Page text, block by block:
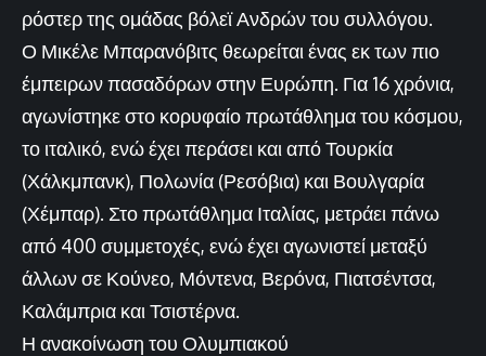
ρόστερ της ομάδας βόλεϊ Ανδρών του συλλόγου.
Ο Μικέλε Μπαρανόβιτς θεωρείται ένας εκ των πιο
έμπειρων πασαδόρων στην Ευρώπη. Για 16 χρόνια,
αγωνίστηκε στο κορυφαίο πρωτάθλημα του κόσμου,
το ιταλικό, ενώ έχει περάσει και από Τουρκία
(Χάλκμπανκ), Πολωνία (Ρεσόβια) και Βουλγαρία
(Χέμπαρ). Στο πρωτάθλημα Ιταλίας, μετράει πάνω
από 400 συμμετοχές, ενώ έχει αγωνιστεί μεταξύ
άλλων σε Κούνεο, Μόντενα, Βερόνα, Πιατσέντσα,
Καλάμπρια και Τσιστέρνα.
Η ανακοίνωση του Ολυμπιακού